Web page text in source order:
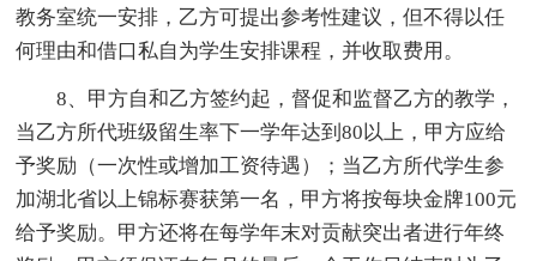
教务室统一安排，乙方可提出参考性建议，但不得以任
何理由和借口私自为学生安排课程，并收取费用。
8、甲方自和乙方签约起，督促和监督乙方的教学，
当乙方所代班级留生率下一学年达到80以上，甲方应给
予奖励（一次性或增加工资待遇）；当乙方所代学生参
加湖北省以上锦标赛获第一名，甲方将按每块金牌100元
给予奖励。甲方还将在每学年末对贡献突出者进行年终